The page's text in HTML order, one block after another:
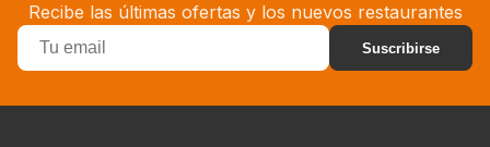
Recibe las últimas ofertas y los nuevos restaurantes
Suscribirse